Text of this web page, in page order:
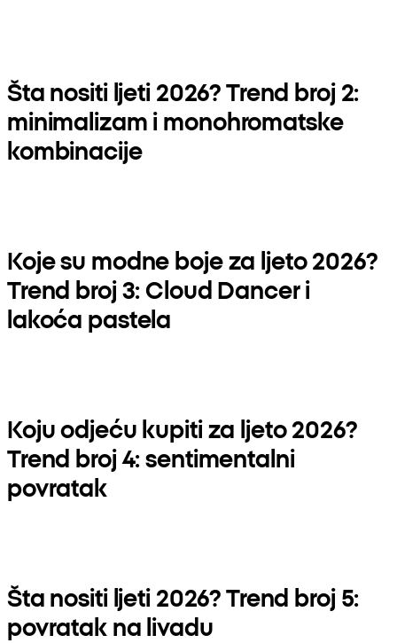
Šta nositi ljeti 2026? Trend broj 2:
minimalizam i monohromatske
kombinacije
Koje su modne boje za ljeto 2026?
Trend broj 3: Cloud Dancer i
lakoća pastela
Koju odjeću kupiti za ljeto 2026?
Trend broj 4: sentimentalni
povratak
Šta nositi ljeti 2026? Trend broj 5:
povratak na livadu